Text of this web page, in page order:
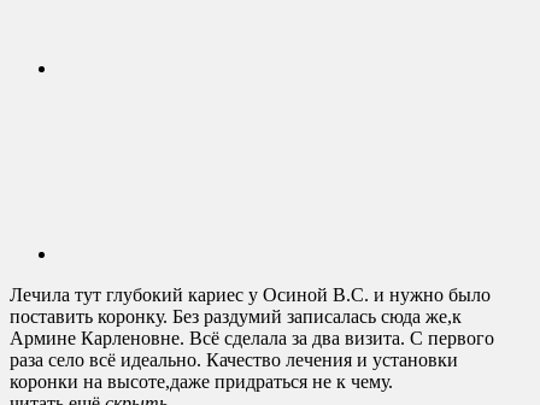
Лечила тут глубокий кариес у Осиной В.С. и нужно было
поставить коронку. Без раздумий записалась сюда же,к
Армине Карленовне. Всё сделала за два визита. С первого
раза село всё идеально. Качество лечения и установки
коронки на высоте,даже придраться не к чему.